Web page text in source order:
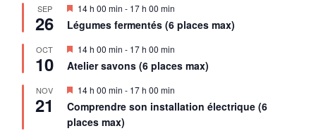
SEP
26
Mis
en
avant
14 h 00 min - 17 h 00 min
Légumes fermentés (6 places max)
OCT
10
Mis
en
avant
14 h 00 min - 17 h 00 min
Atelier savons (6 places max)
NOV
21
Mis
avant
14 h 00 min - 17 h 00 min
Comprendre son installation électrique (6
places max)